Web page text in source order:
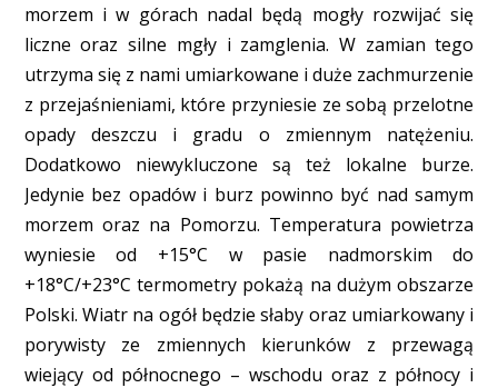
morzem i w górach nadal będą mogły rozwijać się
liczne oraz silne mgły i zamglenia. W zamian tego
utrzyma się z nami umiarkowane i duże zachmurzenie
z przejaśnieniami, które przyniesie ze sobą przelotne
opady deszczu i gradu o zmiennym natężeniu.
Dodatkowo niewykluczone są też lokalne burze.
Jedynie bez opadów i burz powinno być nad samym
morzem oraz na Pomorzu. Temperatura powietrza
wyniesie od +15°C w pasie nadmorskim do
+18°C/+23°C termometry pokażą na dużym obszarze
Polski. Wiatr na ogół będzie słaby oraz umiarkowany i
porywisty ze zmiennych kierunków z przewagą
wiejący od północnego – wschodu oraz z północy i